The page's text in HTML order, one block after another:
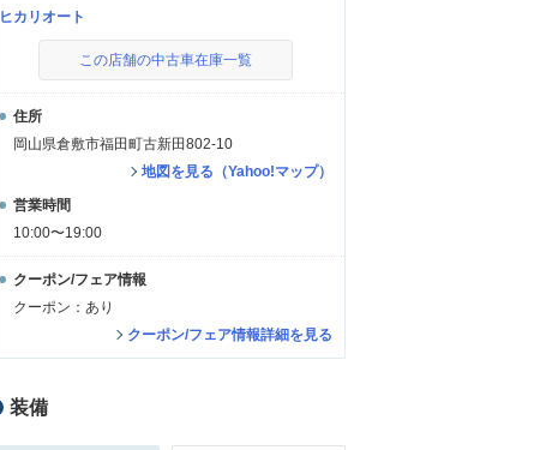
ヒカリオート
この店舗の中古車在庫一覧
住所
岡山県倉敷市福田町古新田802-10
地図を見る（Yahoo!マップ）
営業時間
10:00〜19:00
クーポン/フェア情報
クーポン：あり
クーポン/フェア情報詳細を見る
装備